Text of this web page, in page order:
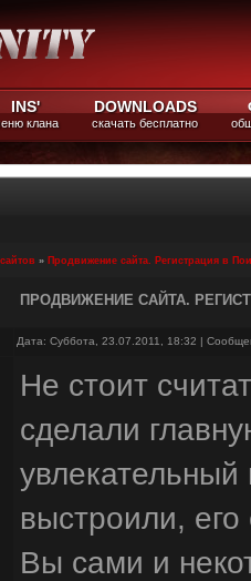
INS'
клана
DOWNLOADS
скачать бесплатно
» Продвижение сайта. Регистрация в
ПРОДВИЖЕНИЕ САЙТА.
Дата: Суббота, 23.07.2011, 18:32 |
He стоит
сделали
выстроили,
Вы сами и